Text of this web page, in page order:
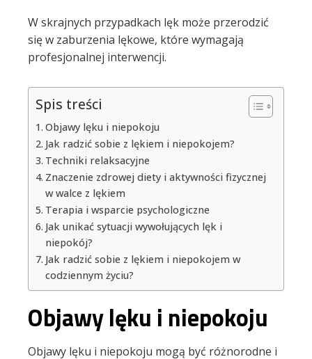
W skrajnych przypadkach lęk może przerodzić
się w zaburzenia lękowe, które wymagają
profesjonalnej interwencji.
Spis treści
Objawy lęku i niepokoju
Jak radzić sobie z lękiem i niepokojem?
Techniki relaksacyjne
Znaczenie zdrowej diety i aktywności fizycznej
w walce z lękiem
Terapia i wsparcie psychologiczne
Jak unikać sytuacji wywołujących lęk i
niepokój?
Jak radzić sobie z lękiem i niepokojem w
codziennym życiu?
Objawy lęku i niepokoju
Objawy lęku i niepokoju mogą być różnorodne i